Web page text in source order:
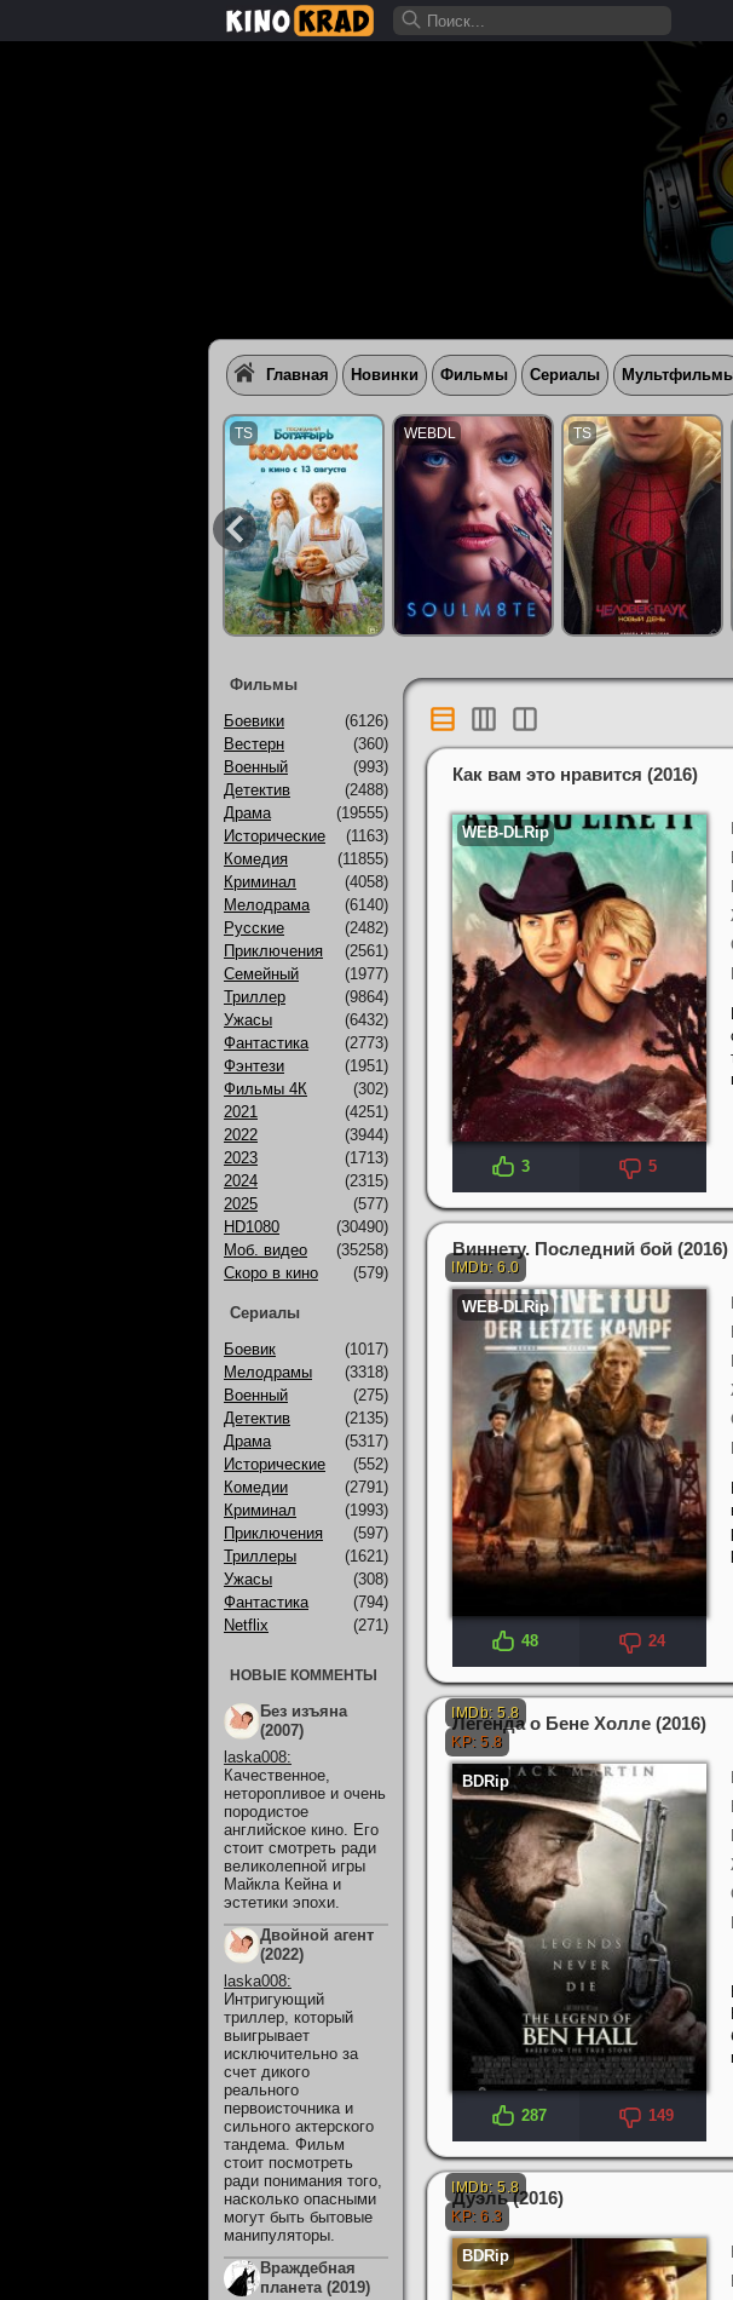
3 5
Как вам это нравится (2016)
48 24
Виннету. Последний бой (2016)
287 149
Легенда о Бене Холле (2016)
Дуэль (2016)
Фильмы
Боевики
(6126)
Вестерн
(360)
Военный
(993)
Детектив
(2488)
Драма
(19555)
Исторические
(1163)
Комедия
(11855)
Криминал
(4058)
Мелодрама
(6140)
Русские
(2482)
Приключения
(2561)
Семейный
(1977)
Триллер
(9864)
Ужасы
(6432)
Фантастика
(2773)
Фэнтези
(1951)
Фильмы 4К
(302)
2021
(4251)
2022
(3944)
2023
(1713)
2024
(2315)
2025
(577)
HD1080
(30490)
Моб. видео
(35258)
Скоро в кино
(579)
Сериалы
Боевик
(1017)
Мелодрамы
(3318)
Военный
(275)
Детектив
(2135)
Драма
(5317)
Исторические
(552)
Комедии
(2791)
Криминал
(1993)
Приключения
(597)
Триллеры
(1621)
Ужасы
(308)
Фантастика
(794)
Netflix
(271)
НОВЫЕ КОММЕНТЫ
Без изъяна
(2007)
laska008:
Качественное,
неторопливое и очень
породистое
английское кино. Его
стоит смотреть ради
великолепной игры
Майкла Кейна и
эстетики эпохи.
Двойной агент
(2022)
laska008:
Интригующий
триллер, который
выигрывает
исключительно за
счет дикого
реального
первоисточника и
сильного актерского
тандема. Фильм
стоит посмотреть
ради понимания того,
насколько опасными
могут быть бытовые
манипуляторы.
Враждебная
планета (2019)
Главная Новинки Фильмы Сериалы